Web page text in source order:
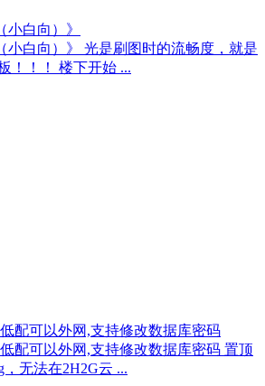
小白向）》
小白向）》 光是刷图时的流畅度，就是
！！！ 楼下开始 ...
配可以外网,支持修改数据库密码
配可以外网,支持修改数据库密码 置顶
无法在2H2G云 ...